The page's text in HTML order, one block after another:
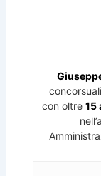
con oltre 15